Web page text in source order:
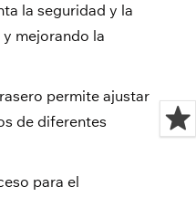
la seguridad y la
mejorando la
permite ajustar
de diferentes
para el